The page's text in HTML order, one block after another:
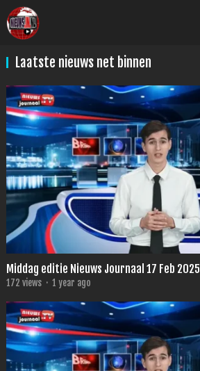
Laatste nieuws net binnen
Middag editie Nieuws Journaal 17 Feb 2025
172 views · 1 year ago